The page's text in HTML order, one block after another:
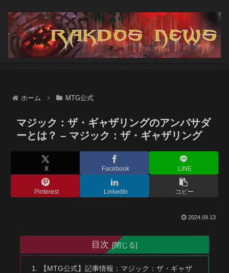
ホーム MTG公式
マジック：ザ・ギャザリングのアンバサダ
ーとは？ – マジック：ザ・ギャザリング
X Facebook LINE
Pinterest LinkedIn コピー
2024.09.13
目次
【MTG公式】記事情報：マジック：ザ・ギャザ